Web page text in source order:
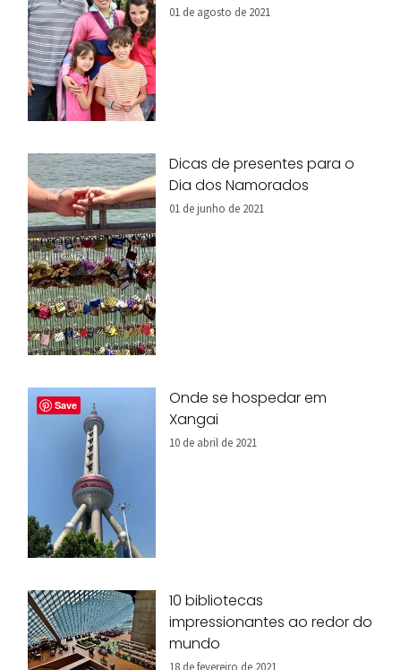
01 de agosto de 2021
Dicas de presentes para o
Dia dos Namorados
01 de junho de 2021
Onde se hospedar em
Xangai
10 de abril de 2021
10 bibliotecas
impressionantes ao redor do
mundo
18 de fevereiro de 2021
Save